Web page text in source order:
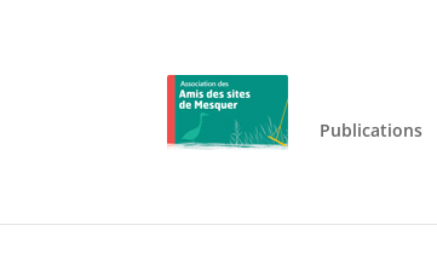
Publications
Jouez